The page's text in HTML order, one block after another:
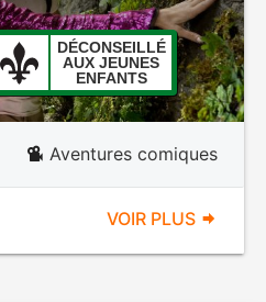
DÉCONSEILLÉ
AUX JEUNES
ENFANTS
Aventures comiques
VOIR PLUS